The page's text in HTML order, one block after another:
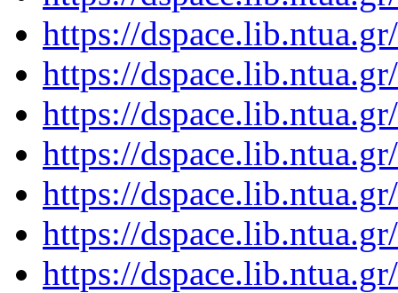
https://
https://
https://
https://
https://
https://
https://